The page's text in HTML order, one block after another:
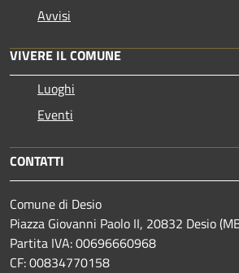
Avvisi
VIVERE IL COMUNE
Luoghi
Eventi
CONTATTI
Comune di Desio
Piazza Giovanni Paolo II, 20832 Desio
Partita IVA: 00696660968
CF: 00834770158